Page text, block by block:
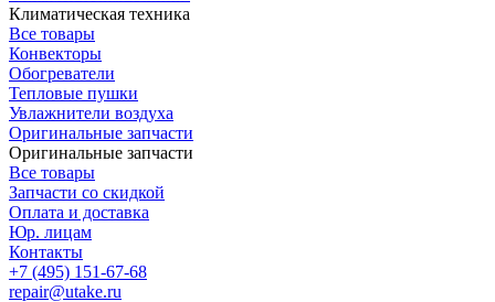
Климатическая техника
Все товары
Конвекторы
Обогреватели
Тепловые пушки
Увлажнители воздуха
Оригинальные запчасти
Оригинальные запчасти
Все товары
Запчасти со скидкой
Оплата и доставка
Юр. лицам
Контакты
+7 (495) 151-67-68
repair@utake.ru